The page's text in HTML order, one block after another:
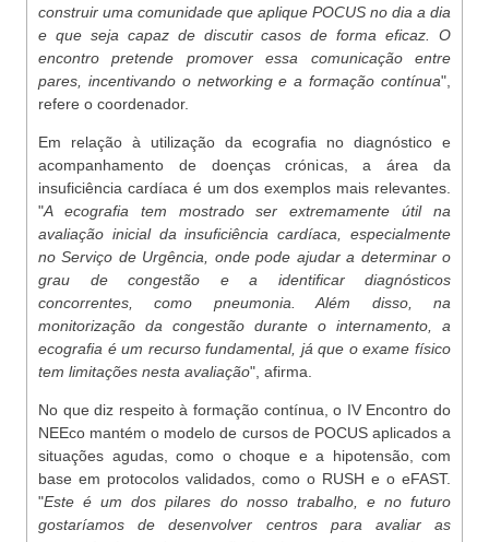
construir uma comunidade que aplique POCUS no dia a dia
e que seja capaz de discutir casos de forma eficaz. O
encontro pretende promover essa comunicação entre
pares, incentivando o networking e a formação contínua",
refere o coordenador.
Em relação à utilização da ecografia no diagnóstico e
acompanhamento de doenças crónicas, a área da
insuficiência cardíaca é um dos exemplos mais relevantes.
"A ecografia tem mostrado ser extremamente útil na
avaliação inicial da insuficiência cardíaca, especialmente
no Serviço de Urgência, onde pode ajudar a determinar o
grau de congestão e a identificar diagnósticos
concorrentes, como pneumonia. Além disso, na
monitorização da congestão durante o internamento, a
ecografia é um recurso fundamental, já que o exame físico
tem limitações nesta avaliação", afirma.
No que diz respeito à formação contínua, o IV Encontro do
NEEco mantém o modelo de cursos de POCUS aplicados a
situações agudas, como o choque e a hipotensão, com
base em protocolos validados, como o RUSH e o eFAST.
"Este é um dos pilares do nosso trabalho, e no futuro
gostaríamos de desenvolver centros para avaliar as